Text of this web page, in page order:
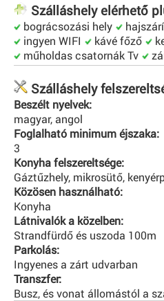
Szálláshely elérhető
bográcsozási hely
ingyen WIFI
kávé főző
műholdas csatornák Tv
Szálláshely
Beszélt nyelvek:
magyar, angol
Foglalható minimum éjszaka:
3
Konyha felszereltsége:
Gáztűzhely, mikrosütő,
Közösen használható:
Konyha
Látnivalók a közelben:
Strandfürdő és uszoda 100m
Parkolás:
Ingyenes a zárt udvarban
Transzfer:
Busz, és vonat állomástól a